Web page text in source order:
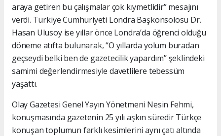
araya getiren bu çalışmalar çok kıymetlidir” mesajını
verdi. Türkiye Cumhuriyeti Londra Başkonsolosu Dr.
Hasan Ulusoy ise yıllar önce Londra’da öğrenci olduğu
döneme atıfta bulunarak, “O yıllarda yolum buradan
geçseydi belki ben de gazetecilik yapardım” şeklindeki
samimi değerlendirmesiyle davetlilere tebessüm
yaşattı.
Olay Gazetesi Genel Yayın Yönetmeni Nesin Fehmi,
konuşmasında gazetenin 25 yılı aşkın süredir Türkçe
konuşan toplumun farklı kesimlerini aynı çatı altında